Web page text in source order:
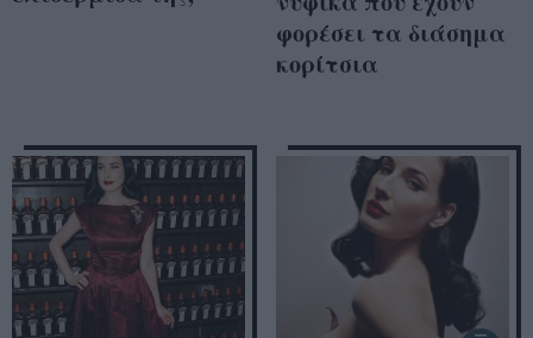
φορέσει τα διάσημα
κορίτσια